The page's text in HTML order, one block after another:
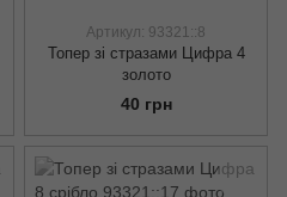
Артикул: 93321::8
Топер зі стразами Цифра 4
золото
40 грн